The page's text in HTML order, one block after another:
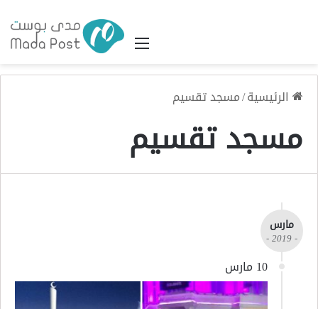
القائمة
الرئيسية/مسجد تقسيم
مسجد تقسيم
مارس
- 2019 -
10 مارس